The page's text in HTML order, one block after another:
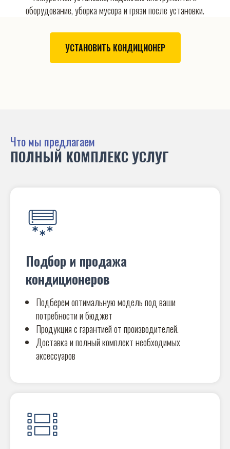
оборудование, уборка мусора и грязи после установки.
УСТАНОВИТЬ КОНДИЦИОНЕР
Что мы предлагаем
ПОЛНЫЙ КОМПЛЕКС УСЛУГ
Подбор и продажа
кондиционеров
Подберем оптимальную модель под ваши
потребности и бюджет
Продукция с гарантией от производителей.
Доставка и полный комплект необходимых
аксессуаров